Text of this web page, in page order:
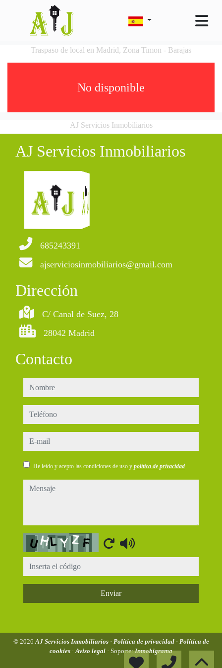
Traspaso de local en Madrid, Zona Timon - Barajas
No disponible
AJ Servicios Inmobiliarios
AJ Servicios Inmobiliarios
685243391
ajserviciosinmobiliarios@gmail.com
Dirección
C/ Canal de Suez, 28
28042 Madrid
Contacto
nombre
teléfono
e-mail
He leído y acepto las condiciones de uso y política de privacidad
mensaje
Captcha
Enviar
© 2026AJ Servicios Inmobiliarios · Política de privacidad · Política de
cookies ·Aviso legal · Soporte:Inmobigrama